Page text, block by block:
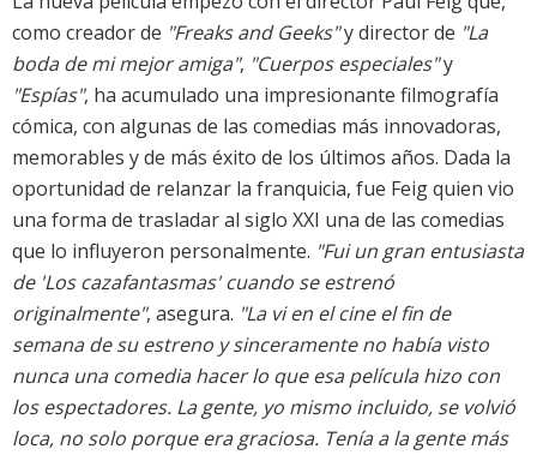
como creador de "Freaks and Geeks"y director de "La
boda de mi mejor amiga", "Cuerpos especiales"y
"Espías", ha acumulado una impresionante filmografía
cómica, con algunas de las comedias más innovadoras,
memorables y de más éxito de los últimos años. Dada la
oportunidad de relanzar la franquicia, fue Feig quien vio
una forma de trasladar al siglo XXI una de las comedias
que lo influyeron personalmente. "Fui un gran entusiasta
de 'Los cazafantasmas' cuando se estrenó
originalmente", asegura. "La vi en el cine el fin de
semana de su estreno y sinceramente no había visto
nunca una comedia hacer lo que esa película hizo con
los espectadores. La gente, yo mismo incluido, se volvió
loca, no solo porque era graciosa. Tenía a la gente más